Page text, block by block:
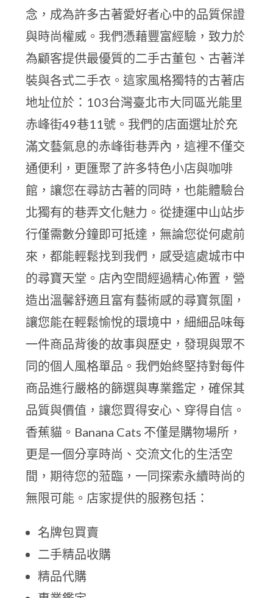
念，成為許多古著愛好者心中的品質保證
與時尚權威。我們憑藉豐富經驗，致力於
為顧客提供最優質的二手古董包、古著洋
裝與各式二手衣。這家風格獨特的古著店
地址位於：103台灣臺北市大同區光能里
赤峰街49巷11號。我們的店面選址於充
滿文藝氣息的赤峰街巷弄內，這裡不僅交
通便利，更匯聚了許多特色小店與咖啡
館，讓您在尋訪古著的同時，也能體驗台
北獨有的巷弄文化魅力。從捷運中山站步
行僅需數分鐘即可抵達，無論您從何處前
來，都能輕鬆找到我們，感受這處城市中
的尋寶天堂。店內空間經過精心佈置，營
造出溫馨舒適且富有藝術感的尋寶氛圍，
讓您能在輕鬆愉悅的環境中，細細品味每
一件商品背後的故事與歷史，發現與眾不
同的個人風格單品。我們始終堅持對每件
商品進行嚴格的篩選與專業鑑定，確保其
品質與價值，讓您買得安心、穿得自信。
香蕉貓。Banana Cats 不僅是購物場所，
更是一個分享時尚、交流文化的生活空
間，期待您的蒞臨，一同探索永續時尚的
無限可能。店家提供的服務包括：
名牌包買賣
二手精品收購
精品代購